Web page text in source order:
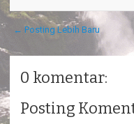
← Posting Lebih Baru
0 komentar:
Posting